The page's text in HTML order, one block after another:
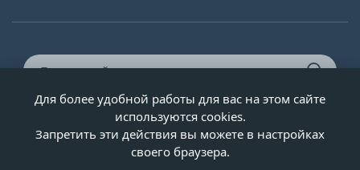
© ООО «Двери-и-точка», ИНН 5020092947, 1995-2026 г.
Для более удобной работы для вас на этом сайте
используются cookies.
Запретить эти действия вы можете в настройках
своего браузера.